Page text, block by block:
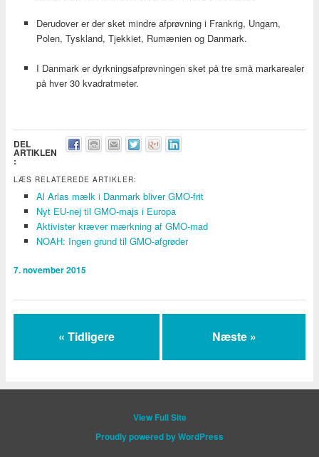
Derudover er der sket mindre afprøvning i Frankrig, Ungarn,
Polen, Tyskland, Tjekkiet, Rumænien og Danmark.
I Danmark er dyrkningsafprøvningen sket på tre små markarealer
på hver 30 kvadratmeter.
DEL
ARTIKLEN
:
LÆS RELATEREDE ARTIKLER:
Al Arlas mælk i Danmark bliver GMO-frit
Nyt EU-nej til GMO-majs i Europa
Aktivister kræver mærkning af GMO-mad
NOAH: Ingen grund til GMO-afgrøder
7. november 2015
« Tidligere Næste »
View Full Site
Proudly powered by WordPress